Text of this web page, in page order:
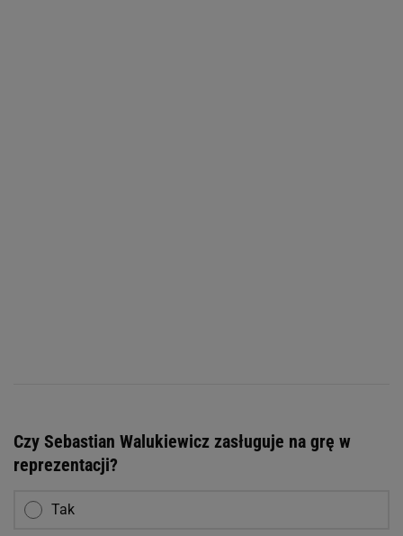
Czy Sebastian Walukiewicz zasługuje na grę w
reprezentacji?
Tak